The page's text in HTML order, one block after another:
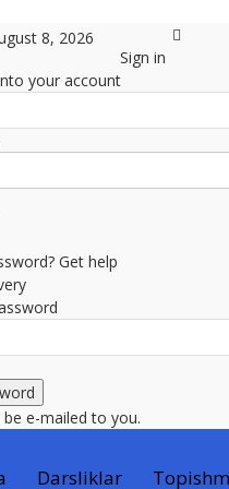
8, 2026
Sign in
your account
Get help
e-mailed to you.
Darsliklar